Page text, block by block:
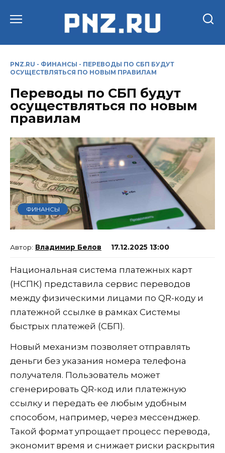
PNZ.RU - ФИНАНСЫ - ПЕРЕВОДЫ ПО СБП БУДУТ
ОСУЩЕСТВЛЯТЬСЯ ПО НОВЫМ ПРАВИЛАМ
Переводы по СБП будут
осуществляться по новым
правилам
ФИНАНСЫ
Владимир Белов 17.12.2025 13:00
Национальная система платежных карт
(НСПК) представила сервис переводов
между физическими лицами по QR-коду и
платежной ссылке в рамках Системы
быстрых платежей (СБП).
Новый механизм позволяет отправлять
деньги без указания номера телефона
получателя. Пользователь может
сгенерировать QR-код или платежную
ссылку и передать ее любым удобным
способом, например, через мессенджер.
Такой формат упрощает процесс перевода,
экономит время и снижает риски раскрытия